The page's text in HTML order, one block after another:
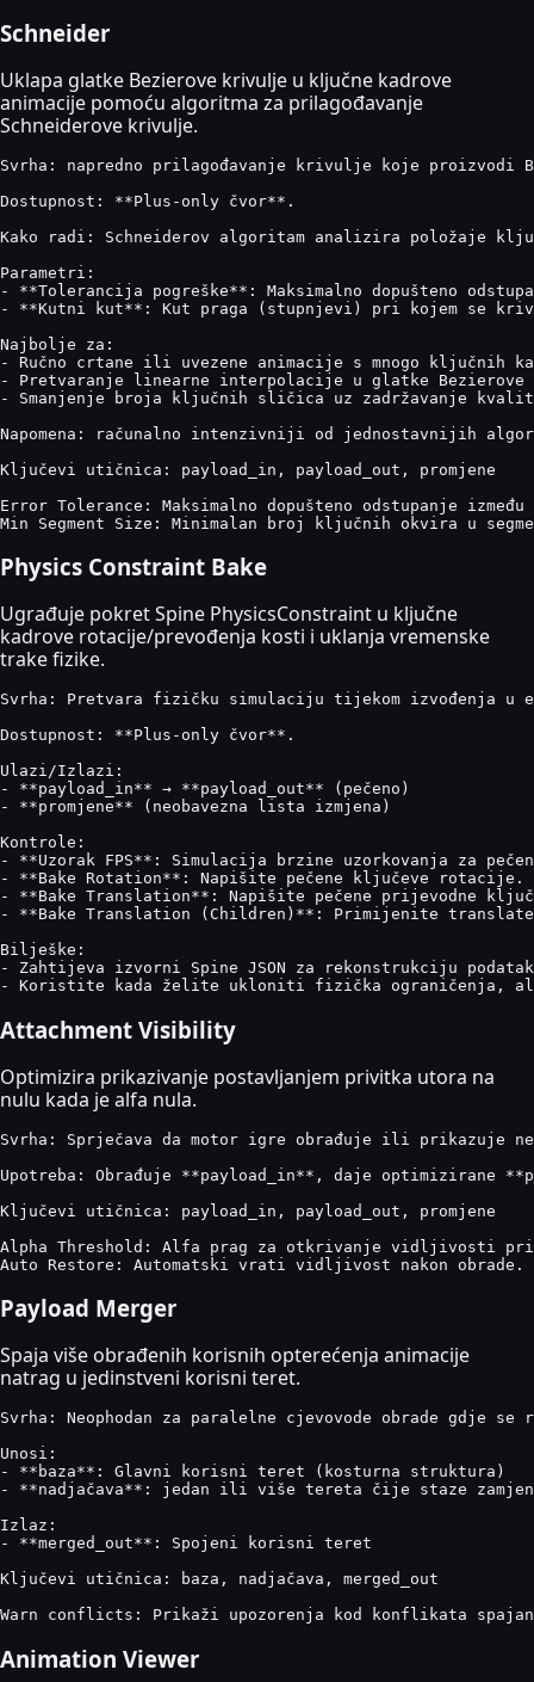
Schneider
Uklapa glatke Bezierove krivulje u ključne kadrove
animacije pomoću algoritma za prilagođavanje
Schneiderove krivulje.
Svrha: napredno prilagođavanje krivulje koje
Dostupnost: **Plus-only čvor**.
Kako radi: Schneiderov algoritam analizira položaje
Parametri:
- **Tolerancija pogreške**: Maksimalno dopušteno
- **Kutni kut**: Kut praga (stupnjevi) pri kojem se
Najbolje za:
- Ručno crtane ili uvezene animacije s mnogo ključnih
- Pretvaranje linearne interpolacije u glatke
- Smanjenje broja ključnih sličica uz zadržavanje
Napomena: računalno intenzivniji od jednostavnijih
Ključevi utičnica: payload_in, payload_out, promjene
Error Tolerance: Maksimalno dopušteno odstupanje
Min Segment Size: Minimalan broj ključnih okvira u
Physics Constraint Bake
Ugrađuje pokret Spine PhysicsConstraint u ključne
kadrove rotacije/prevođenja kosti i uklanja vremenske
trake fizike.
Svrha: Pretvara fizičku simulaciju tijekom izvođenja u
Dostupnost: **Plus-only čvor**.
Ulazi/Izlazi:
- **payload_in** → **payload_out** (pečeno)
- **promjene** (neobavezna lista izmjena)
Kontrole:
- **Uzorak FPS**: Simulacija brzine uzorkovanja za
- **Bake Rotation**: Napišite pečene ključeve rotacije.
- **Bake Translation**: Napišite pečene prijevodne
- **Bake Translation (Children)**: Primijenite
Bilješke:
- Zahtijeva izvorni Spine JSON za rekonstrukciju
- Koristite kada želite ukloniti fizička ograničenja,
Attachment Visibility
Optimizira prikazivanje postavljanjem privitka utora na
nulu kada je alfa nula.
Svrha: Sprječava da motor igre obrađuje ili prikazuje
Upotreba: Obrađuje **payload_in**, daje optimizirane
Ključevi utičnica: payload_in, payload_out, promjene
Alpha Threshold: Alfa prag za otkrivanje vidljivosti
Auto Restore: Automatski vrati vidljivost nakon obrade.
Payload Merger
Spaja više obrađenih korisnih opterećenja animacije
natrag u jedinstveni korisni teret.
Svrha: Neophodan za paralelne cjevovode obrade
Unosi:
- **baza**: Glavni korisni teret (kosturna struktura)
- **nadjačava**: jedan ili više tereta čije staze
Izlaz:
- **merged_out**: Spojeni korisni teret
Ključevi utičnica: baza, nadjačava, merged_out
Warn conflicts: Prikaži upozorenja kod konflikata
Animation Viewer